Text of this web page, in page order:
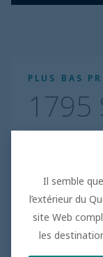
PLUS BAS
1795
Il semble
l’extérieur du
site Web
les